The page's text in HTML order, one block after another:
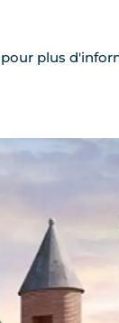
pour plus